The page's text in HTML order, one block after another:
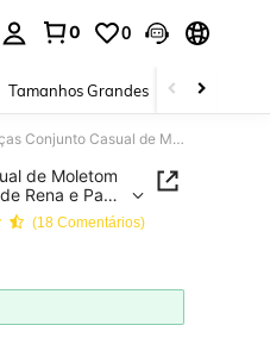
0 0
Tamanhos Grandes Joias e
SHEIN Leap Crew 2 Peças Conjunto Casual de Moletom Gola Careca Folgado com Estampa Fofa de Rena e Papai Noel para Meninas Pré-Adolescentes e Calça Flare, Adequado para Uso Diário no Outono, Estilo de Rua e em Casa
de Moletom
Rena e Papai
Flare,
de Rua e em
(18 Comentários)